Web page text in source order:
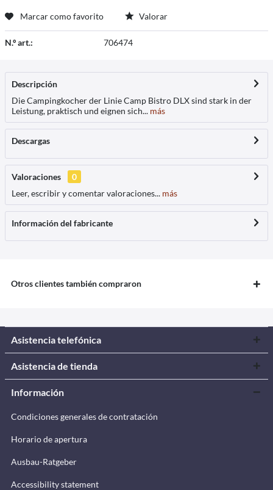
Marcar como favorito Valorar
N.º art.: 706474
Descripción
Die Campingkocher der Linie Camp Bistro DLX sind stark in der
Leistung, praktisch und eignen sich... más
Descargas
Valoraciones
0
Leer, escribir y comentar valoraciones... más
Información del fabricante
Otros clientes también compraron
Asistencia telefónica
Asistencia de tienda
Información
Condiciones generales de contratación
Horario de apertura
Ausbau-Ratgeber
Accessibility statement